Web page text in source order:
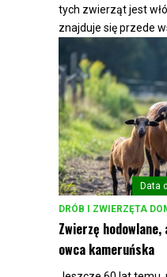
tych zwierząt jest
znajduje się przede
DRÓB I ZWIERZĘTA
Data
Zwierzę
owca kameruńska